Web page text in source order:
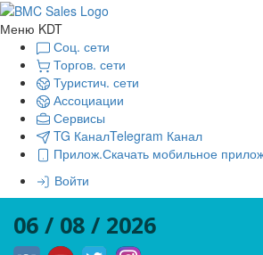
Меню KDT
Соц. сети
Торгов. сети
Туристич. сети
Ассоциации
Сервисы
TG КаналTelegram Канал
Прилож.Скачать мобильное
Войти
06 / 08 / 2026